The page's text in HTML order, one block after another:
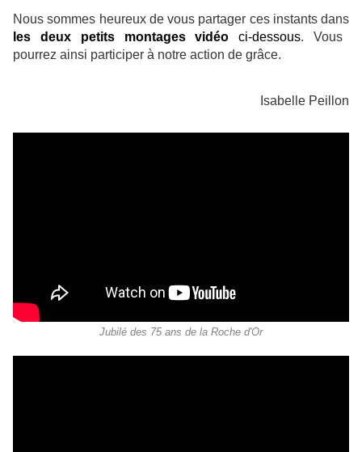
Nous sommes heureux de vous partager ces instants dans
les deux petits montages vidéo ci-dessous. Vous
pourrez ainsi participer à notre action de grâce.
Isabelle Peillon
Jubilé des 75 ans de la Roche d'Or